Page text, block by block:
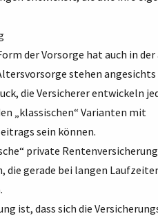
der Vorsorge hat auch in
stehen angesichts
die Versicherer entwickeln
„klassischen“ Varianten mit
sein können.
private
die gerade bei langen
ist, dass sich die